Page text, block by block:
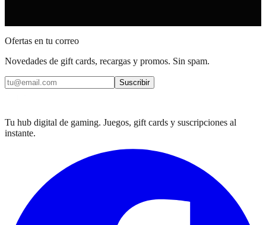
Ofertas en tu correo
Novedades de gift cards, recargas y promos. Sin spam.
Suscribir
Tu hub digital de gaming. Juegos, gift cards y suscripciones al
instante.